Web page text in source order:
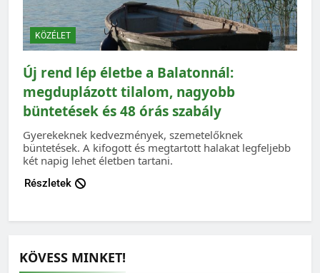
KÖZÉLET
Új rend lép életbe a Balatonnál:
megduplázott tilalom, nagyobb
büntetések és 48 órás szabály
Gyerekeknek kedvezmények, szemetelőknek
büntetések. A kifogott és megtartott halakat legfeljebb
két napig lehet életben tartani.
Részletek
KÖVESS MINKET!